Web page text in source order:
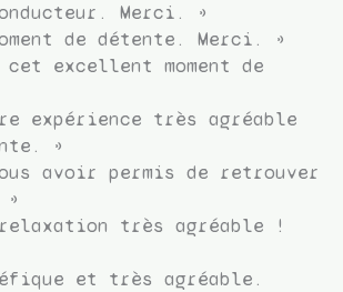
Merci. »
de détente. Merci. »
excellent moment de
expérience très agréable
»
avoir permis de retrouver
relaxation très agréable !
et très agréable.